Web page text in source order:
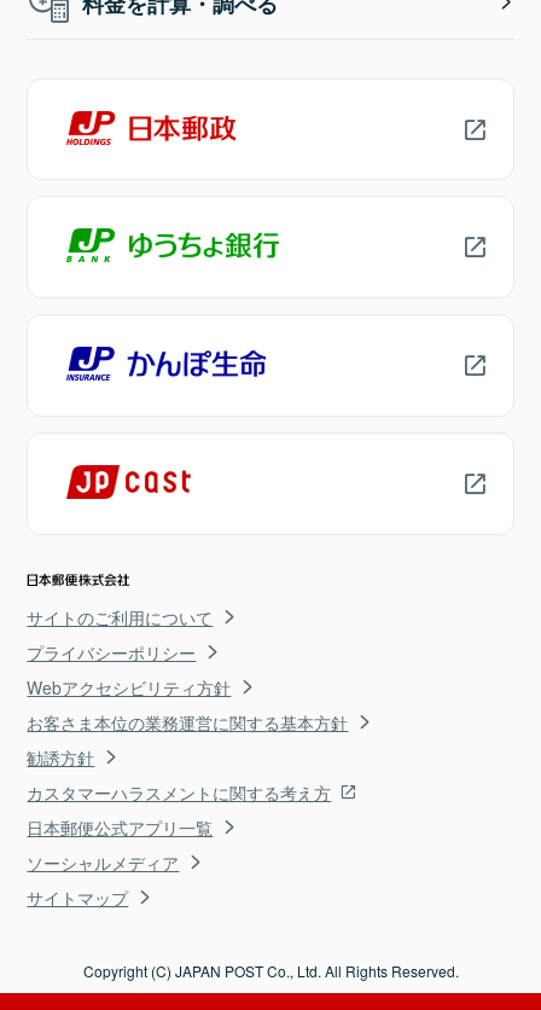
サイトのご利用について
プライバシーポリシー
Webアクセシビリティ方針
お客さま本位の業務運営に関する基本方針
勧誘方針
カスタマーハラスメントに関する考え方
日本郵便公式アプリ一覧
ソーシャルメディア
サイトマップ
Copyright (C) JAPAN POST Co., Ltd. All Rights Reserved.